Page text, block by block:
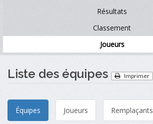
Résultats
Classement
Joueurs
Liste des équipes Imprimer
Équipes Joueurs Remplaçants